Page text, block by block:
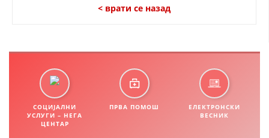
КОНТАКТ ИНФОРМАЦИИ
ЗАКОН ЗА ЦКРМ
СТАТУТ НА ЦКРМ
< врати се назад
СОЦИЈАЛНИ
УСЛУГИ – НЕГА
ЦЕНТАР
ПРВА ПОМОШ
ЕЛЕКТРОНСКИ
ВЕСНИК